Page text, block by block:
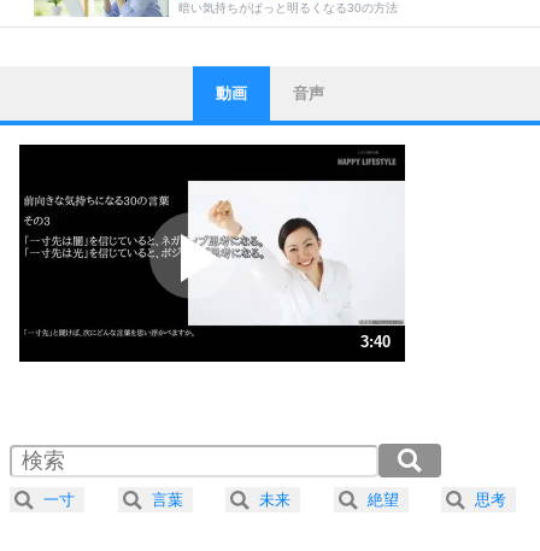
暗い気持ちがぱっと明るくなる30の方法
1
ストレス対策
他人と比べない。
いっそのこと、他人を見ない。
いらいらしない人になる30の方法
プラス思考
ポジティブになれない原因は、行動しないから。
ポジティブ思考になる30の方法
人生、なんとかなるもの。
気楽に生きる30の方法
4 器の大きい人は、怒りを優しさで表現する。
プラス思考
動画 音声
3:40
2.0倍速 （432KB 1分50秒）
2.5倍速 （346KB 1分28秒）
3.0倍速 （288KB 1分13秒）
一寸 言葉 未来 絶望 思考